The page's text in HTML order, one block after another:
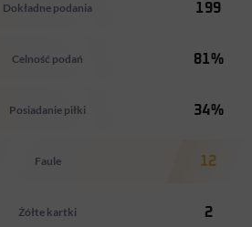
Dokładne podania 199
Celność podań 81%
Posiadanie piłki 34%
Faule 12
Żółte kartki 2